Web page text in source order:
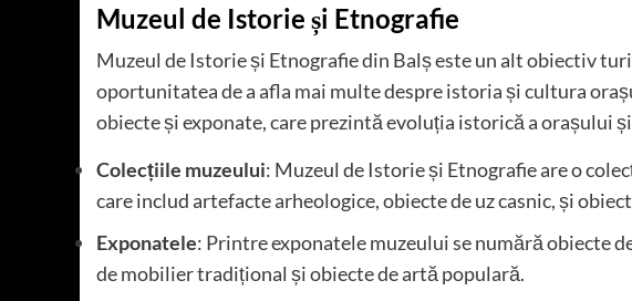
Muzeul de Istorie și Etnografie
Muzeul de Istorie și Etnografie din Balș este un alt obiectiv
oportunitatea de a afla mai multe despre istoria și cultura
obiecte și exponate, care prezintă evoluția istorică a orașului
Colecțiile muzeului: Muzeul de Istorie și Etnografie are o
care includ artefacte arheologice, obiecte de uz casnic, și
Exponatele: Printre exponatele muzeului se numără obiecte
de mobilier tradițional și obiecte de artă populară.